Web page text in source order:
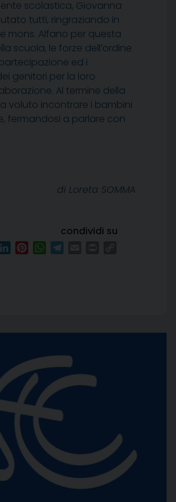
scolastica, Giovanna
tutti, ringraziando in
mons. Alfano per questa
scuola, le forze dell’ordine
ed i
genitori per la loro
Al termine della
voluto incontrare i bambini
fermandosi a parlare con
di Loreta SOMMA
condividi su
ThreadsLinkedInPinterestWhatsApp